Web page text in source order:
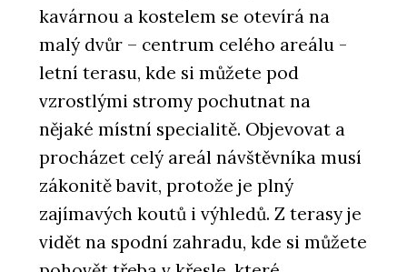
kavárnou a kostelem se otevírá na
malý dvůr – centrum celého areálu -
letní terasu, kde si můžete pod
vzrostlými stromy pochutnat na
nějaké místní specialitě. Objevovat a
procházet celý areál návštěvníka musí
zákonitě bavit, protože je plný
zajímavých koutů i výhledů. Z terasy je
vidět na spodní zahradu, kde si můžete